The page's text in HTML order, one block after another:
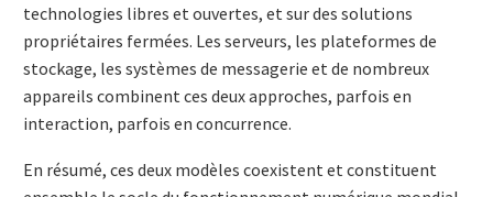
technologies libres et ouvertes, et sur des solutions
propriétaires fermées. Les serveurs, les plateformes de
stockage, les systèmes de messagerie et de nombreux
appareils combinent ces deux approches, parfois en
interaction, parfois en concurrence.
En résumé, ces deux modèles coexistent et constituent